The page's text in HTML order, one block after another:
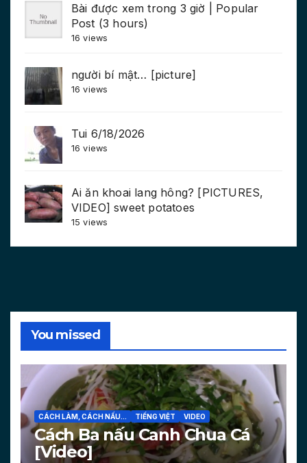
Bài được xem trong 3 giờ | Popular
Post (3 hours)
16 views
người bí mật… [picture]
16 views
Tui 6/18/2026
16 views
Ai ăn khoai lang hông? [PICTURES,
VIDEO] sweet potatoes
15 views
You missed
CÁCH LÀM, CÁCH NẤU... TIẾNG VIỆT VIDEO
Cách Ba nấu Canh Chua Cá
[Video]